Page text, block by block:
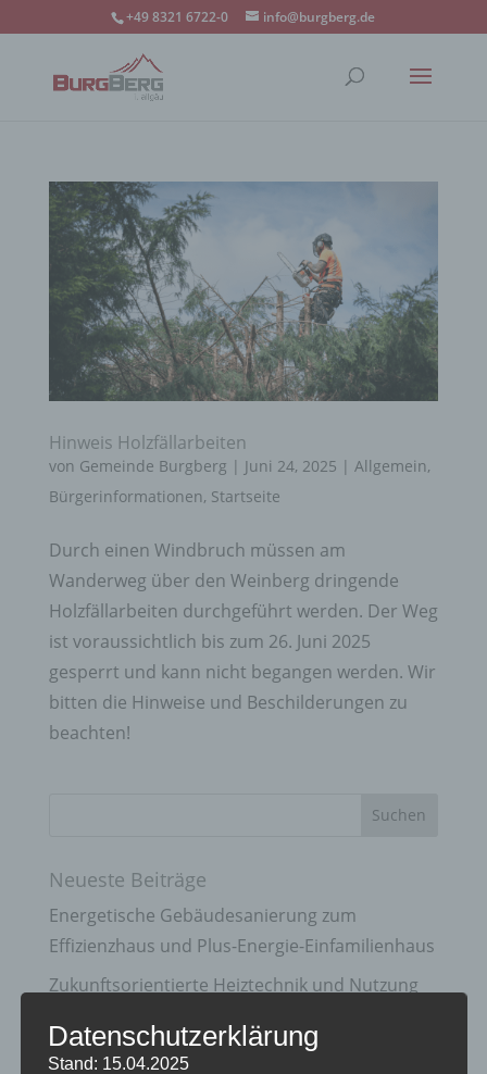
+49 8321 6722-0 info@burgberg.de
Hinweis Holzfällarbeiten
von Gemeinde Burgberg | Juni 24, 2025 | Allgemein,
Bürgerinformationen, Startseite
Durch einen Windbruch müssen am
Wanderweg über den Weinberg dringende
Holzfällarbeiten durchgeführt werden. Der Weg
ist voraussichtlich bis zum 26. Juni 2025
gesperrt und kann nicht begangen werden. Wir
bitten die Hinweise und Beschilderungen zu
beachten!
Neueste Beiträge
Energetische Gebäudesanierung zum
Effizienzhaus und Plus-Energie-Einfamilienhaus
Zukunftsorientierte Heiztechnik und Nutzung
20 Jahre Erzgruben Burgberg –
Datenschutzerklärung
Stand: 15.04.2025